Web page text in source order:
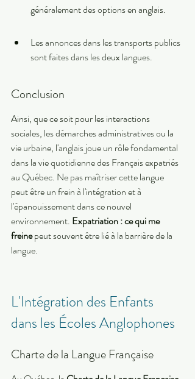
généralement des options en anglais.
Les annonces dans les transports publics
sont faites dans les deux langues.
Conclusion
Ainsi, que ce soit pour les interactions
sociales, les démarches administratives ou la
vie urbaine, l'anglais joue un rôle fondamental
dans la vie quotidienne des Français expatriés
au Québec. Ne pas maîtriser cette langue
peut être un frein à l'intégration et à
l'épanouissement dans ce nouvel
environnement. Expatriation : ce qui me
freine peut souvent être lié à la barrière de la
langue.
L'Intégration des Enfants
dans les Écoles Anglophones
Charte de la Langue Française